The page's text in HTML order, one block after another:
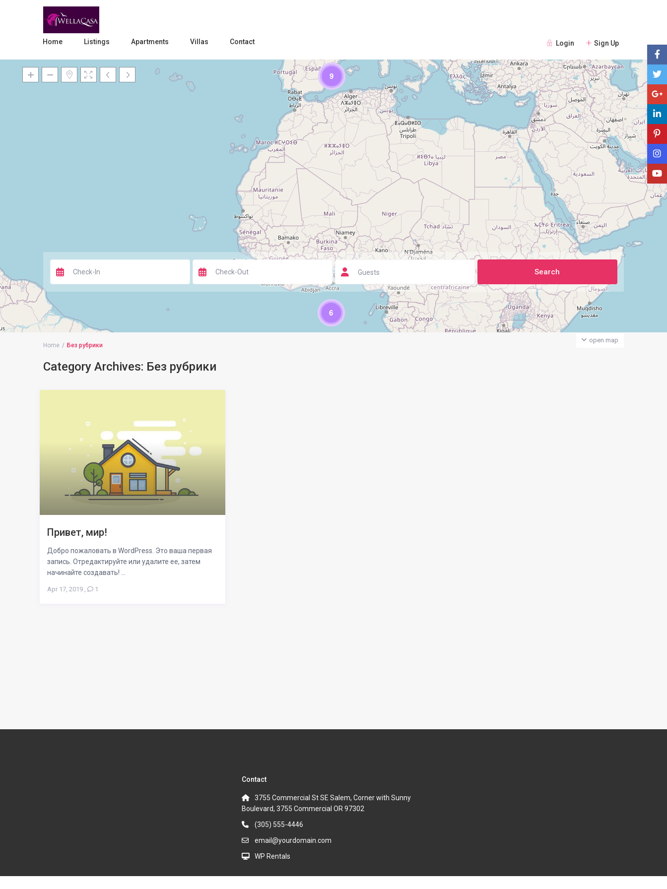
Login Sign Up
Home Listings Apartments Villas Contact
9
6
Loading Maps
open map
Guests
Home Без рубрики
Category Archives: Без рубрики
Привет, мир!
Добро пожаловать в WordPress. Это ваша первая
запись. Отредактируйте или удалите ее, затем
начинайте создавать! ...
Apr 17, 2019 1
Contact
3755 Commercial St SE Salem, Corner with Sunny
Boulevard, 3755 Commercial OR 97302
(305) 555-4446
email@yourdomain.com
WP Rentals